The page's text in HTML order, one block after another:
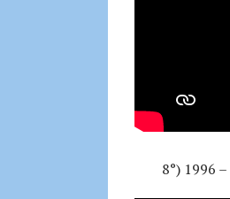
8°) 1996 –